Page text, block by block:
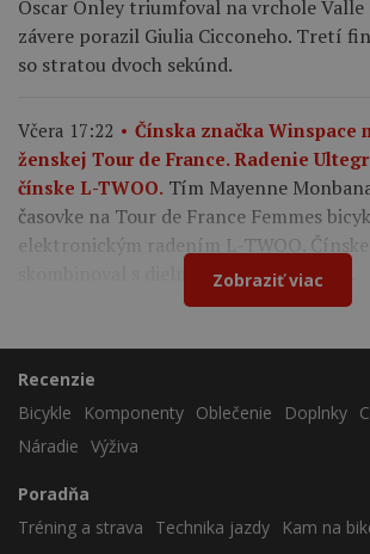
Oscar Onley triumfoval na vrchole Valle
závere porazil Giulia Cicconeho. Tretí
so stratou dvoch sekúnd.
Včera 17:22
Čínska značka Winspace
ženskej Tour de France. Radenie
čínske L-TWOO. Tím Mayenne
časovke na Tour de France Femmes
elektronickým radením L-TWOO.
skombinoval s dielmi Shimano a Cybrei.
Zobraziť viac
Recenzie
Bicykle
Komponenty Oblečenie Doplnky
Náradie Výživa
Poradňa
Tréning a strava
Technika jazdy
Kam na